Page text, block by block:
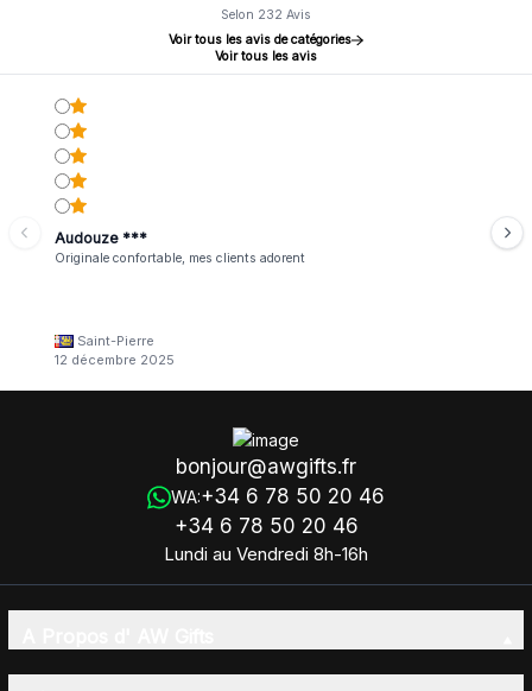
Selon 232 Avis
Voir tous les avis de catégories
Voir tous les avis
Audouze ***
Originale confortable, mes clients adorent
Saint-Pierre
12 décembre 2025
bonjour@awgifts.fr
WA:+34 6 78 50 20 46
+34 6 78 50 20 46
Lundi au Vendredi 8h-16h